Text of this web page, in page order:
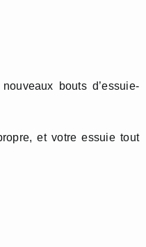
bouts d’essuie-
et votre essuie tout